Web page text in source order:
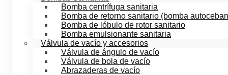
Bomba centrífuga sanitaria
Bomba de retorno sanitario (bomba
Bomba de lóbulo de rotor sanitario
Bomba emulsionante sanitaria
Válvula de vacío y accesorios
Válvula de ángulo de vacío
Válvula de bola de vacío
Abrazaderas de vacío